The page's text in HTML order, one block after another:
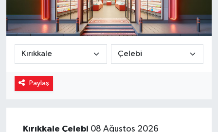
Paylaş
Kırıkkale Çelebi 08 Ağustos 2026
Magazin
Sağlık